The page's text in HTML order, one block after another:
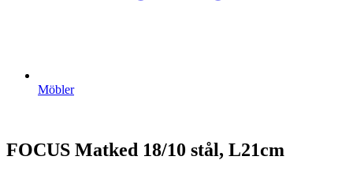
Möbler
FOCUS Matked 18/10 stål, L21cm